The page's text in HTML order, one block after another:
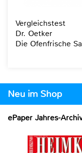
Neu im Shop
ePaper Jahres-
Vergleichstest
Dr. Oetker
Die Ofenfrische